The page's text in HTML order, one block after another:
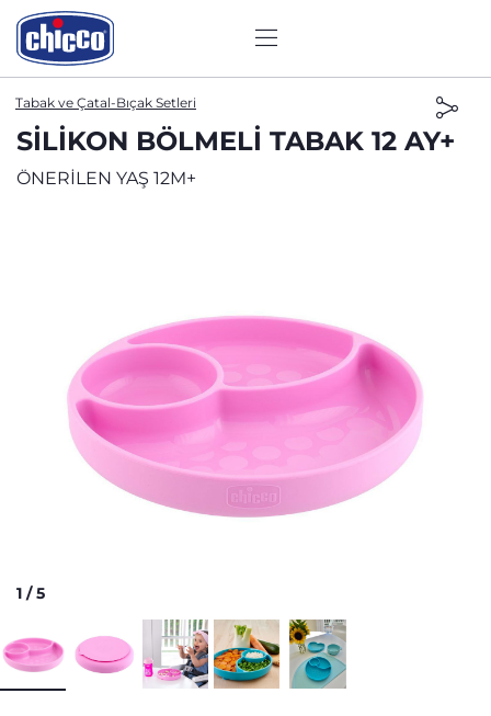
Tabak ve Çatal-Bıçak Setleri
SILIKON BÖLMELI TABAK 12 AY+
ÖNERİLEN YAŞ 12M+
1 /5